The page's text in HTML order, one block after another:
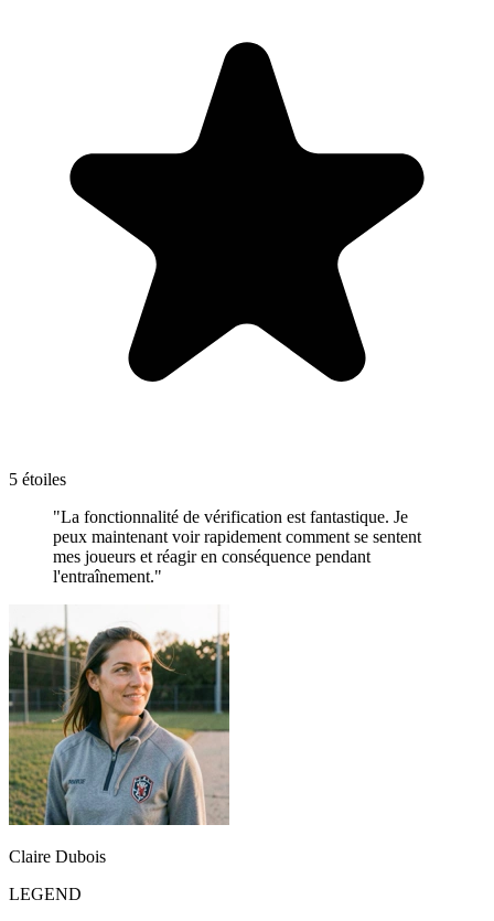
5 étoiles
"La fonctionnalité de vérification est fantastique. Je
peux maintenant voir rapidement comment se sentent
mes joueurs et réagir en conséquence pendant
l'entraînement."
Claire Dubois
LEGEND